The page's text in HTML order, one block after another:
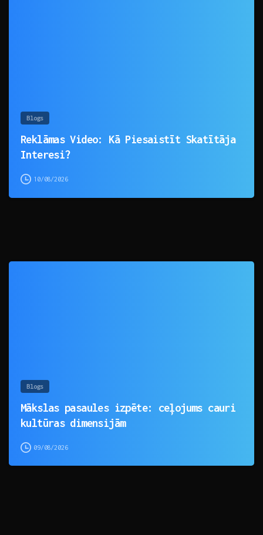
Blogs
Reklāmas Video: Kā Piesaistīt Skatītāja
Interesi?
10/08/2026
Blogs
Mākslas pasaules izpēte: ceļojums cauri
kultūras dimensijām
09/08/2026